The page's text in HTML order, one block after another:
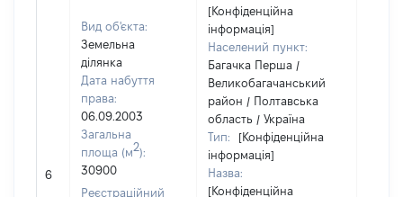
6
Вид об'єкта:
Земельна
ділянка
Дата набуття
права:
06.09.2003
Загальна
площа (м2):
30900
Реєстраційний
[Конфіденційна
інформація]
Населений пункт:
Багачка Перша /
Великобагачанський
район / Полтавська
область / Україна
Тип:
[Конфіденційна
інформація]
Назва:
[Конфіденційна